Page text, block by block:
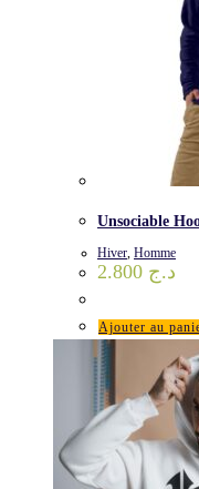
Unsociable
Hiver Homme
د.ج
Ajouter au